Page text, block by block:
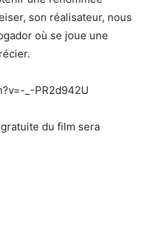
son réalisateur, nous
où se joue une
_-PR2d942U
du film sera